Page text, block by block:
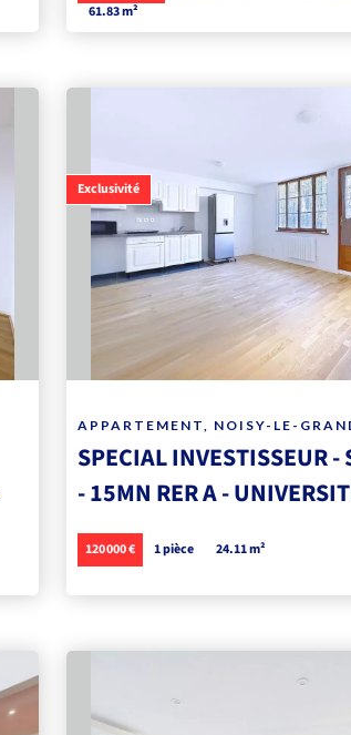
61.83 m²
APPARTEMENT, NOISY-LE-
SPECIAL INVESTISSEUR -
- 15MN RER A -
120 000 € 1 pièce 24.11 m²
Exclusivité